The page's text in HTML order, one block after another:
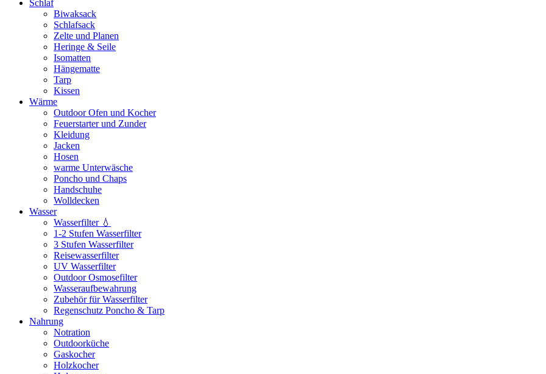
Schlaf
Biwaksack
Schlafsack
Zelte und Planen
Heringe & Seile
Isomatten
Hängematte
Tarp
Kissen
Wärme
Outdoor Ofen und Kocher
Feuerstarter und Zunder
Kleidung
Jacken
Hosen
warme Unterwäsche
Poncho und Chaps
Handschuhe
Wolldecken
Wasser
Wasserfilter 💧
1-2 Stufen Wasserfilter
3 Stufen Wasserfilter
Reisewasserfilter
UV Wasserfilter
Outdoor Osmosefilter
Wasseraufbewahrung
Zubehör für Wasserfilter
Regenschutz Poncho & Tarp
Nahrung
Notration
Outdoorküche
Gaskocher
Holzkocher